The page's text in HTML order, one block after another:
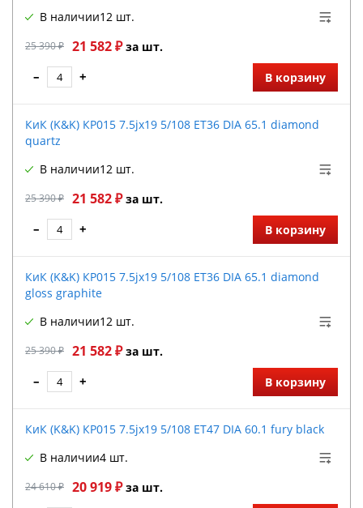
25 390 ₽ 21 582 ₽за шт.
В наличии12 шт.
– + В корзину
КиК (K&K) КР015 7.5jx19 5/108 ET36 DIA 65.1 diamond
quartz
25 390 ₽ 21 582 ₽за шт.
В наличии12 шт.
– + В корзину
КиК (K&K) КР015 7.5jx19 5/108 ET36 DIA 65.1 diamond
gloss graphite
25 390 ₽ 21 582 ₽за шт.
В наличии12 шт.
– + В корзину
КиК (K&K) КР015 7.5jx19 5/108 ET47 DIA 60.1 fury black
24 610 ₽ 20 919 ₽за шт.
В наличии4 шт.